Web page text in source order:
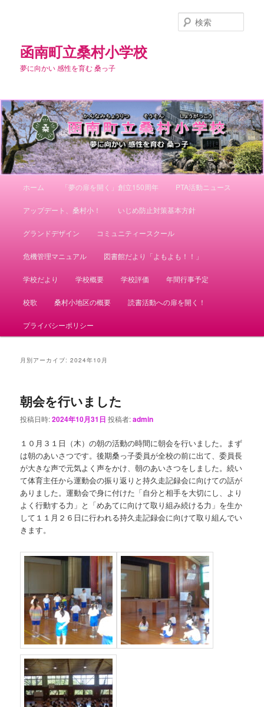
へ
移
動
移
動
函南町立桑村小学校
夢に向かい 感性を育む 桑っ子
索
ホーム 「夢の扉を開く」創立150周年 PTA活動ニュース
アップデート、桑村小！ いじめ防止対策基本方針
グランドデザイン コミュニティースクール
危機管理マニュアル 図書館だより「よもよも！！」
学校だより 学校概要 学校評価 年間行事予定
校歌 桑村小地区の概要 読書活動への扉を開く！
プライバシーポリシー
月別アーカイブ:2024年10月
朝会を行いました
投稿日時:2024年10月31日 投稿者:admin
１０月３１日（木）の朝の活動の時間に朝会を行いました。まず
は朝のあいさつです。後期桑っ子委員が全校の前に出て、委員長
が大きな声で元気よく声をかけ、朝のあいさつをしました。続い
て体育主任から運動会の振り返りと持久走記録会に向けての話が
ありました。運動会で身に付けた「自分と相手を大切にし、より
よく行動する力」と「めあてに向けて取り組み続ける力」を生か
して１１月２６日に行われる持久走記録会に向けて取り組んでい
きます。